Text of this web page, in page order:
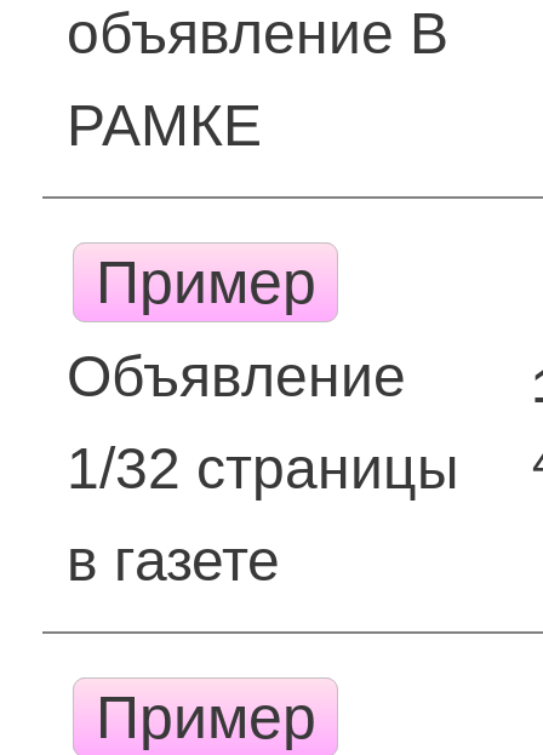
объявление В
РАМКЕ
Пример
Объявление
1/32 страницы
в газете
Пример